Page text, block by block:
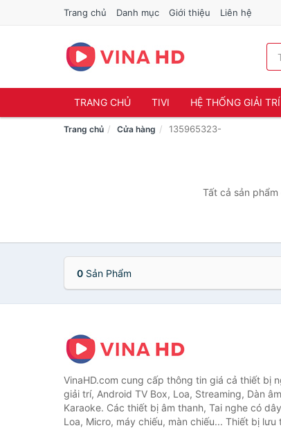
Trang chủ Danh mục Giới thiệu Liên hệ
TRANG CHỦ TIVI HỆ THỐNG GIẢI TRÍ
Trang chủ Cửa hàng 135965323-
Tất cả sản
0 Sản Phẩm
VinaHD.com cung cấp thông tin giá cả thiết bị
giải trí, Android TV Box, Loa, Streaming, Dàn
Karaoke. Các thiết bị âm thanh, Tai nghe có
Loa, Micro, máy chiếu, màn chiếu... Thiết bị lưu